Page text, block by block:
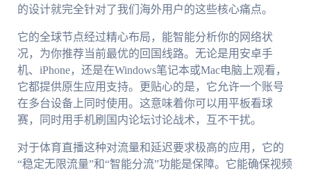
的设计就完全针对了我们海外用户的这些核心痛点。
它的全球节点经过精心布局，能智能分析你的网络状
况，为你推荐当前最优的回国线路。无论是用安卓手
机、iPhone，还是在Windows笔记本或Mac电脑上观看，
它都提供原生应用支持。更贴心的是，它允许一个账号
在多台设备上同时使用。这意味着你可以用平板看球
赛，同时用手机刷国内论坛讨论战术，互不干扰。
对于体育直播这种对流量和延迟要求极高的应用，它的
“稳定无限流量”和“智能分流”功能是保障。它能确保视频